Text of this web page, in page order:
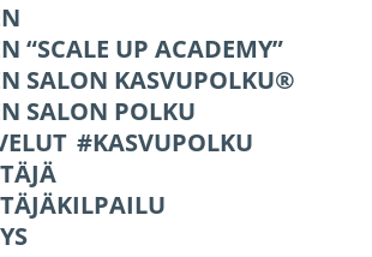
“SCALE UP ACADEMY”
SALON KASVUPOLKU®
SALON POLKU
KASVUPOLKU